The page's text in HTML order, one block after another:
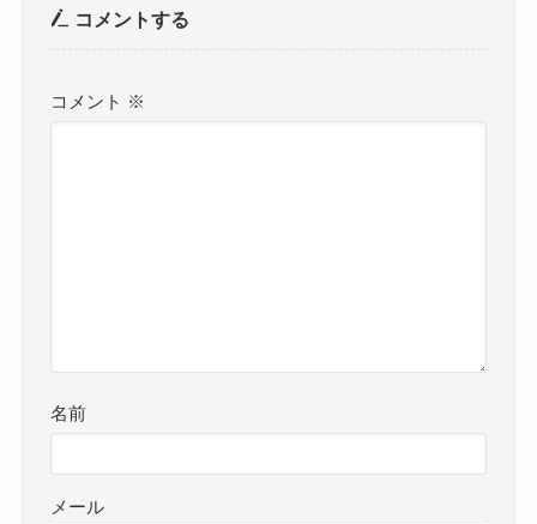
コメントする
コメント ※
名前
メール